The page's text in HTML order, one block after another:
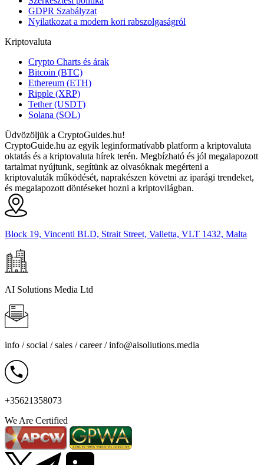
GDPR Szabályzat
Nyilatkozat a modern kori rabszolgaságról
Kriptovaluta
Crypto Charts és árak
Bitcoin (BTC)
Ethereum (ETH)
Ripple (XRP)
Tether (USDT)
Solana (SOL)
Üdvözöljük a CryptoGuides.hu!
CryptoGuide.hu az egyik leginformatívabb platform a kriptovaluta
oktatás és a kriptovaluta hírek terén. Megbízható és jól megalapozott
tartalmat nyújtunk, segítünk az olvasóknak megérteni a
kriptovaluták működését, naprakészen követni az iparági trendeket,
és megalapozott döntéseket hozni a kriptovilágban.
Block 19, Vincenti BLD, Strait Street, Valletta, VLT 1432, Malta
AI Solutions Media Ltd
info / social / sales / career /info@aisoliutions.media
+35621358073
We Are Certified